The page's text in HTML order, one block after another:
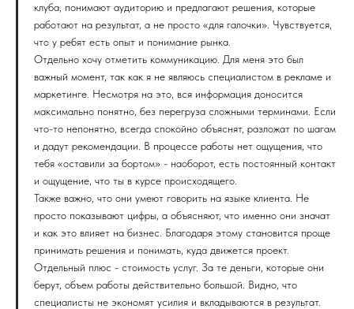
клуба, понимают аудиторию и предлагают решения, которые
работают на результат, а не просто «для галочки». Чувствуется,
что у ребят есть опыт и понимание рынка.
Отдельно хочу отметить коммуникацию. Для меня это был
важный момент, так как я не являюсь специалистом в рекламе и
маркетинге. Несмотря на это, вся информация доносится
максимально понятно, без перегруза сложными терминами. Если
что-то непонятно, всегда спокойно объяснят, разложат по шагам
и дадут рекомендации. В процессе работы нет ощущения, что
тебя «оставили за бортом» - наоборот, есть постоянный контакт
и ощущение, что ты в курсе происходящего.
Также важно, что они умеют говорить на языке клиента. Не
просто показывают цифры, а объясняют, что именно они значат
и как это влияет на бизнес. Благодаря этому становится проще
принимать решения и понимать, куда движется проект.
Отдельный плюс - стоимость услуг. За те деньги, которые они
берут, объем работы действительно большой. Видно, что
специалисты не экономят усилия и вкладываются в результат.